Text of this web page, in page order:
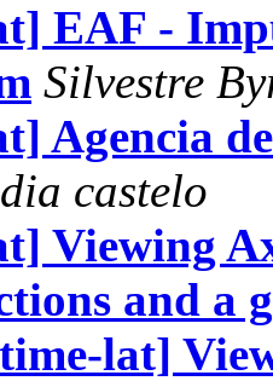
EAF -
Silvestre
Agencia
castelo
Viewing
and a
lat]